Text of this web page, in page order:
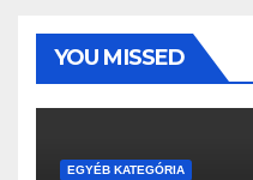
YOU MISSED
EGYÉB KATEGÓRIA